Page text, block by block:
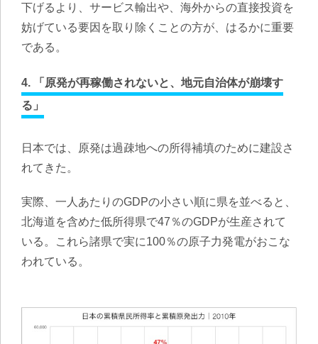
下げるより、サービス輸出や、海外からの直接投資を
妨げている要因を取り除くことの方が、はるかに重要
である。
4. 「原発が再稼働されないと、地元自治体が崩壊す
る」
日本では、原発は過疎地への所得補填のために建設さ
れてきた。
実際、一人あたりのGDPの小さい順に県を並べると、
北海道を含めた低所得県で47％のGDPが生産されて
いる。これら諸県で実に100％の原子力発電がおこな
われている。